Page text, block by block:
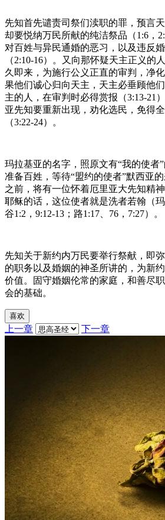
先知首先谴责司祭们渎职的罪，预言
却要悦纳万民所献的纯洁祭品（1:6，
对百姓与异民通婚的恶习，以及违反
（2:10-16）。又向那怀疑天主正义的
久即来，为施行公义正直的审判，净
果他们诚心归向天主，天主必垂顾他
主的人，在审判时必得赏报（3:13-21
亚先知要重新出现，劝化选民，免得
（3:22-24）。
玛拉基亚的名字，照原文有“我的使者
准备百姓，等待“盟约的使者”默西亚
之前，将有一位怀着厄里亚大先知精
耶稣的话，这位使者就是洗者若翰（玛
谷1:2，9:12-13；路1:17、76，7:27）。
先知关于新约内万民要举行祭献，即
的职务以及婚姻的神圣所讲的，为新
价值。固守婚姻伦常的家庭，和善尽
会的基础。
喜欢
上一章 下一章